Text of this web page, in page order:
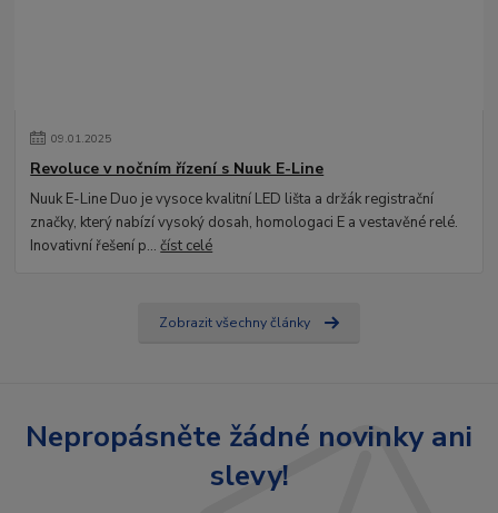
09.01.2025
Revoluce v nočním řízení s Nuuk E-Line
Nuuk E-Line Duo je vysoce kvalitní LED lišta a držák registrační
značky, který nabízí vysoký dosah, homologaci E a vestavěné relé.
Inovativní řešení p...číst celé
Zobrazit všechny články
Nepropásněte žádné novinky ani
slevy!